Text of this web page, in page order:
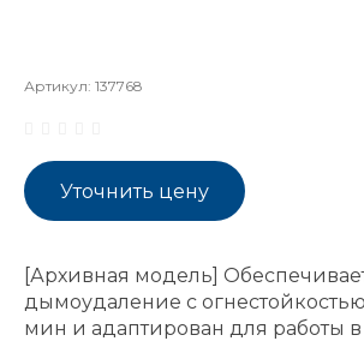
Артикул: 137768
Уточнить цену
[Архивная модель]
дымоудаление с огнестойкостью
мин и адаптирован для работы